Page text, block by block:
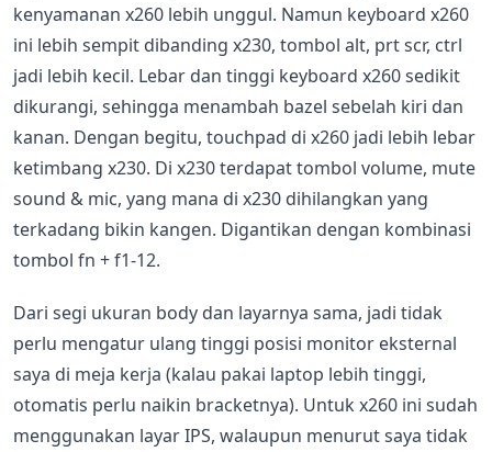
kenyamanan x260 lebih unggul. Namun keyboard x260
ini lebih sempit dibanding x230, tombol alt, prt scr, ctrl
jadi lebih kecil. Lebar dan tinggi keyboard x260 sedikit
dikurangi, sehingga menambah bazel sebelah kiri dan
kanan. Dengan begitu, touchpad di x260 jadi lebih lebar
ketimbang x230. Di x230 terdapat tombol volume, mute
sound & mic, yang mana di x230 dihilangkan yang
terkadang bikin kangen. Digantikan dengan kombinasi
tombol fn + f1-12.
Dari segi ukuran body dan layarnya sama, jadi tidak
perlu mengatur ulang tinggi posisi monitor eksternal
saya di meja kerja (kalau pakai laptop lebih tinggi,
otomatis perlu naikin bracketnya). Untuk x260 ini sudah
menggunakan layar IPS, walaupun menurut saya tidak